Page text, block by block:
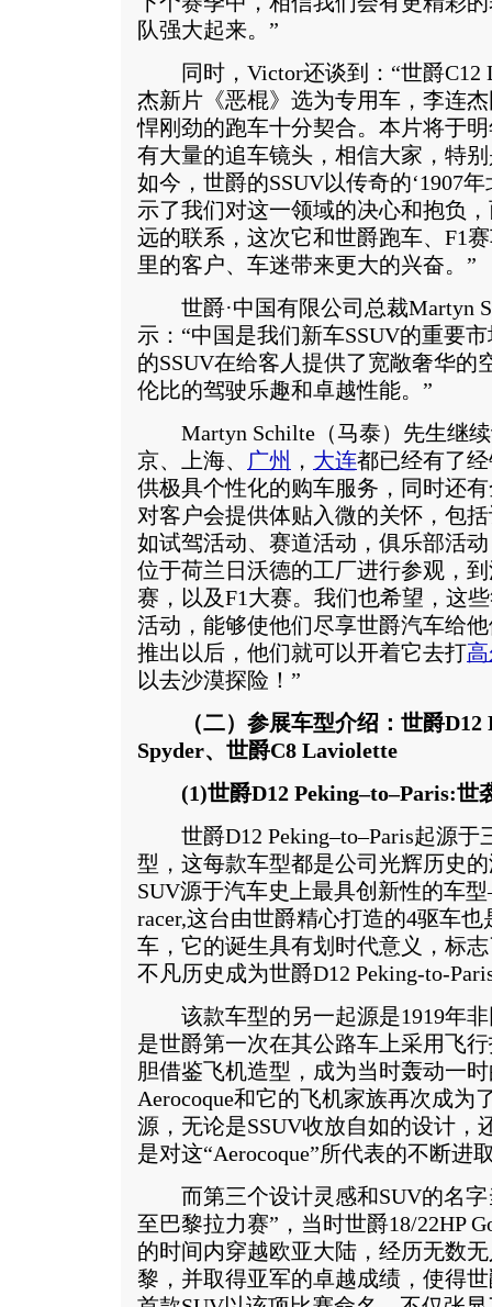
队强大起来。”
同时，Victor还谈到：“世爵C12
杰新片《恶棍》选为专用车，李连
悍刚劲的跑车十分契合。本片将于
有大量的追车镜头，相信大家，特
如今，世爵的SSUV以传奇的‘1907
示了我们对这一领域的决心和抱负
远的联系，这次它和世爵跑车、F1
里的客户、车迷带来更大的兴奋。”
世爵·中国有限公司总裁Martyn
示：“中国是我们新车SSUV的重要
的SSUV在给客人提供了宽敞奢华的
伦比的驾驶乐趣和卓越性能。”
Martyn Schilte（马泰）先生继续
京、上海、 广州 ， 大连都已经有了
供极具个性化的购车服务，同时还
对客户会提供体贴入微的关怀，包
如试驾活动、赛道活动，俱乐部活
位于荷兰日沃德的工厂进行参观，
赛，以及F1大赛。我们也希望，这
活动，能够使他们尽享世爵汽车给
推出以后，他们就可以开着它去打
以去沙漠探险！”
（二）参展车型介绍：世爵D12
Spyder、世爵C8 Laviolette
(1)世爵D12 Peking–to–Paris:世
世爵D12 Peking–to–Paris起源于
型，这每款车型都是公司光辉历史
SUV源于汽车史上最具创新性的车
racer,这台由世爵精心打造的4驱车
车，它的诞生具有划时代意义，标
不凡历史成为世爵D12 Peking-to-
该款车型的另一起源是1919年非
是世爵第一次在其公路车上采用飞
胆借鉴飞机造型，成为当时轰动一
Aerocoque和它的飞机家族再次成为
源，无论是SSUV收放自如的设计，
是对这“Aerocoque”所代表的不断进
而第三个设计灵感和SUV的名字
至巴黎拉力赛”，当时世爵18/22HP
的时间内穿越欧亚大陆，经历无数
黎，并取得亚军的卓越成绩，使得